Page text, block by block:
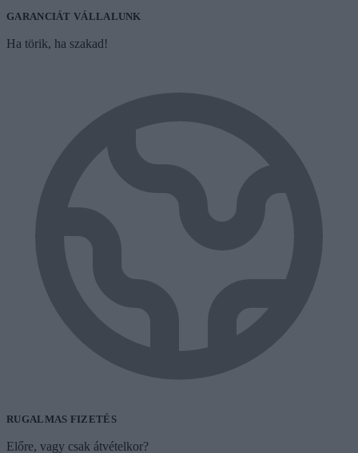
GARANCIÁT VÁLLALUNK
Ha törik, ha szakad!
RUGALMAS FIZETÉS
Előre, vagy csak átvételkor?